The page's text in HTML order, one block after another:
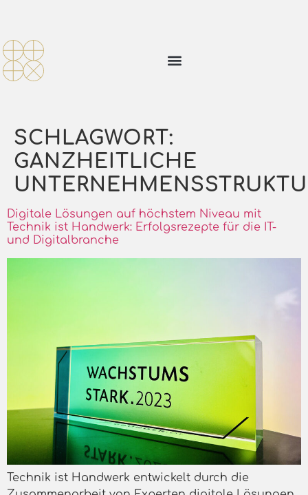
SCHLAGWORT:
GANZHEITLICHE
Digitale Lösungen auf höchstem Niveau mit
Technik ist Handwerk: Erfolgsrezepte für die IT-
und Digitalbranche
Technik ist Handwerk entwickelt durch die